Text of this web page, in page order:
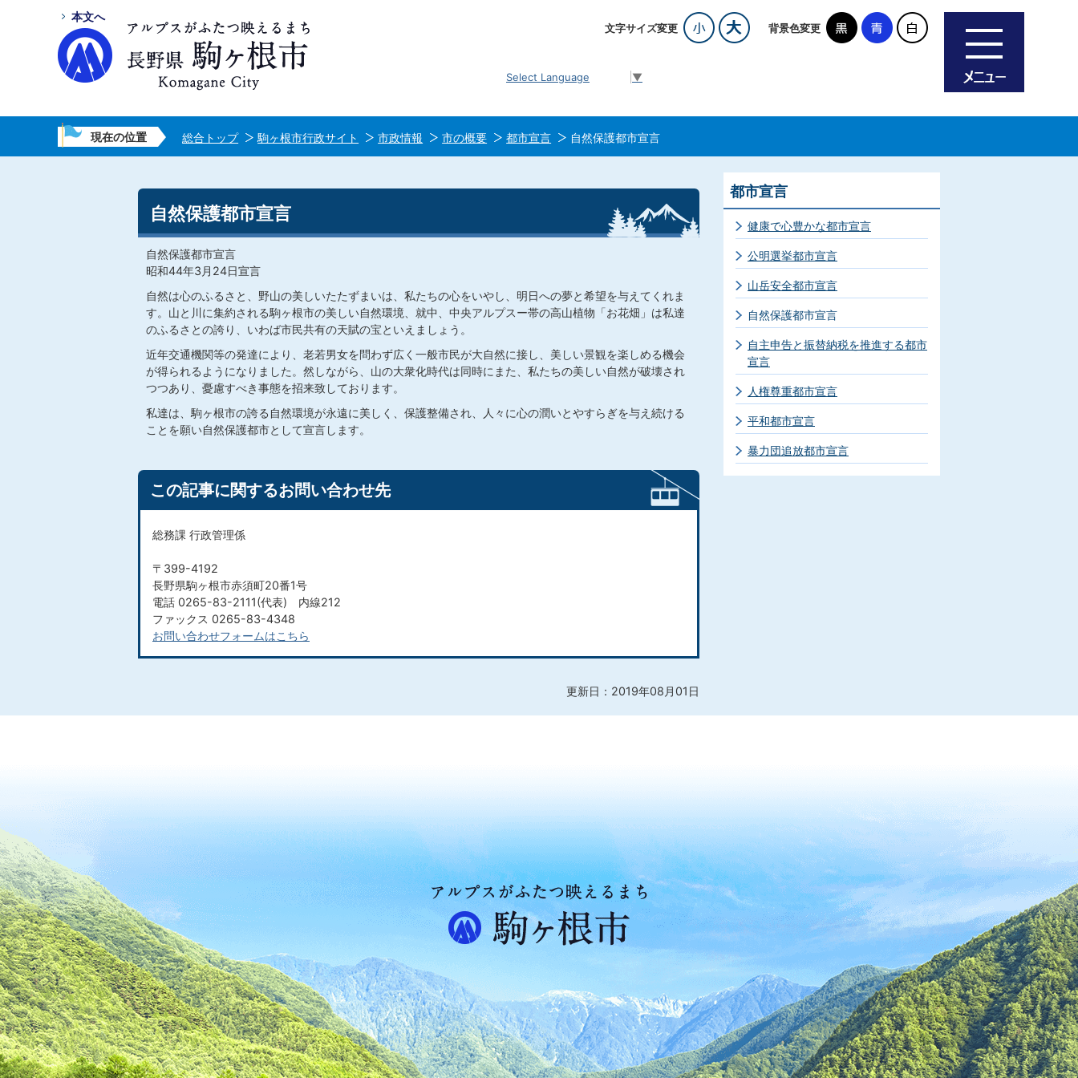
本文へ
文字サイズ変更 背景色変更
Select Language ▼
現在の位置 総合トップ 駒ヶ根市行政サイト 市政情報 市の概要 都市宣言 自然保護都市宣言
自然保護都市宣言
自然保護都市宣言
昭和44年3月24日宣言
自然は心のふるさと、野山の美しいたたずまいは、私たちの心をいやし、明日への夢と希望を与えてくれま
す。山と川に集約される駒ヶ根市の美しい自然環境、就中、中央アルプスー帯の高山植物「お花畑」は私達
のふるさとの誇り、いわば市民共有の天賦の宝といえましょう。
近年交通機関等の発達により、老若男女を問わず広く一般市民が大自然に接し、美しい景観を楽しめる機会
が得られるようになりました。然しながら、山の大衆化時代は同時にまた、私たちの美しい自然が破壊され
つつあり、憂慮すべき事態を招来致しております。
私達は、駒ヶ根市の誇る自然環境が永遠に美しく、保護整備され、人々に心の潤いとやすらぎを与え続ける
ことを願い自然保護都市として宣言します。
この記事に関するお問い合わせ先
総務課 行政管理係
〒399-4192
長野県駒ヶ根市赤須町20番1号
電話 0265-83-2111(代表) 内線212
ファックス 0265-83-4348
お問い合わせフォームはこちら
更新日：2019年08月01日
都市宣言
健康で心豊かな都市宣言
公明選挙都市宣言
山岳安全都市宣言
自然保護都市宣言
自主申告と振替納税を推進する都市
宣言
人権尊重都市宣言
平和都市宣言
暴力団追放都市宣言
ア
ル
た
つ
映
え
る
ま
ち